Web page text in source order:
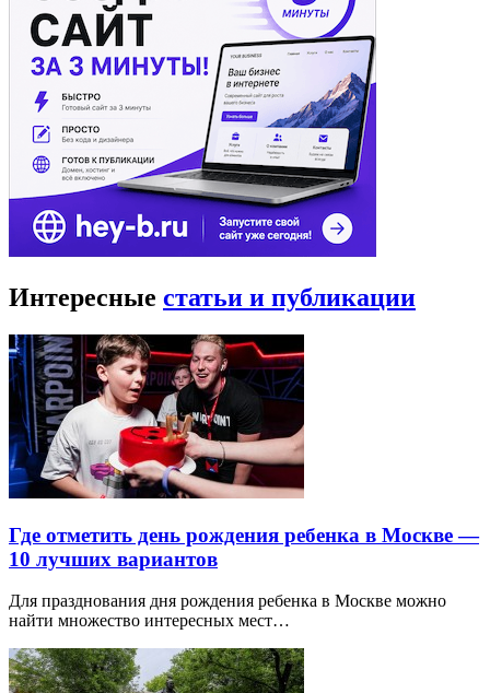
Интересные статьи и публикации
Где отметить день рождения ребенка в Москве —
10 лучших вариантов
Для празднования дня рождения ребенка в Москве можно
найти множество интересных мест…